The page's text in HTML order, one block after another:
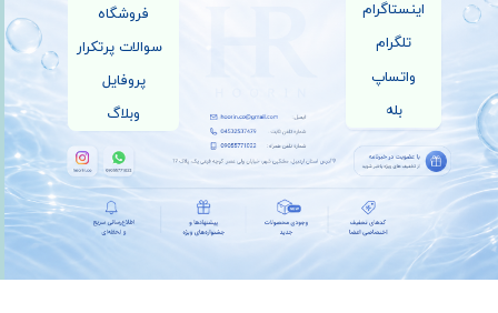
فروشگاه
سوالات پرتکرار
پروفایل
وبلاگ
اینستاگرام
تلگرام
واتساپ
بله